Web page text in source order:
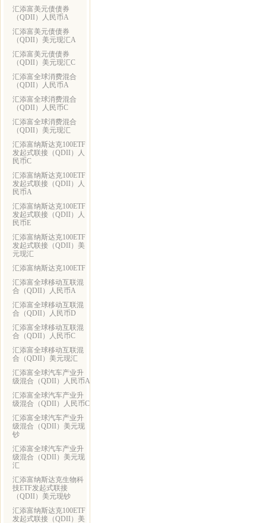
汇添富美元债债券
（QDII）人民币A
汇添富美元债债券
（QDII）美元现汇A
汇添富美元债债券
（QDII）美元现汇C
汇添富全球消费混合
（QDII）人民币A
汇添富全球消费混合
（QDII）人民币C
汇添富全球消费混合
（QDII）美元现汇
汇添富纳斯达克100ETF
发起式联接（QDII）人
民币C
汇添富纳斯达克100ETF
发起式联接（QDII）人
民币A
汇添富纳斯达克100ETF
发起式联接（QDII）人
民币E
汇添富纳斯达克100ETF
发起式联接（QDII）美
元现汇
汇添富纳斯达克100ETF
汇添富全球移动互联混
合（QDII）人民币A
汇添富全球移动互联混
合（QDII）人民币D
汇添富全球移动互联混
合（QDII）人民币C
汇添富全球移动互联混
合（QDII）美元现汇
汇添富全球汽车产业升
级混合（QDII）人民币A
汇添富全球汽车产业升
级混合（QDII）人民币C
汇添富全球汽车产业升
级混合（QDII）美元现
钞
汇添富全球汽车产业升
级混合（QDII）美元现
汇
汇添富纳斯达克生物科
技ETF发起式联接
（QDII）美元现钞
汇添富纳斯达克100ETF
发起式联接（QDII）美